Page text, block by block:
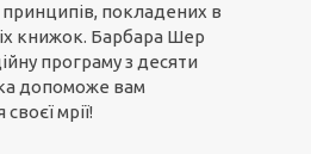
покладених в
книжок. Барбара Шер
програму з десяти
допоможе вам
мрії!